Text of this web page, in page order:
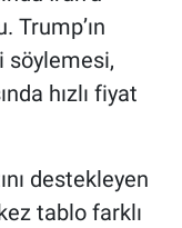
Trump’ın
söylemesi,
hızlı fiyat
destekleyen
tablo farklı